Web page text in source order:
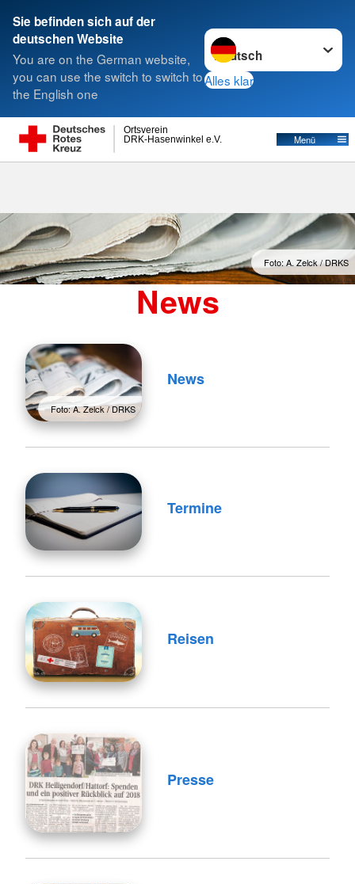
Sie befinden sich auf der
deutschen Website
You are on the German website,
you can use the switch to switch to
the English one
Sprache wechseln zu
Alles klar
DRK-Hasenwinkel e.V.
Ortsverein
Menü
Suche
Foto: A. Zelck / DRKS
News
Foto: A. Zelck / DRKS
News
Termine
Reisen
Presse